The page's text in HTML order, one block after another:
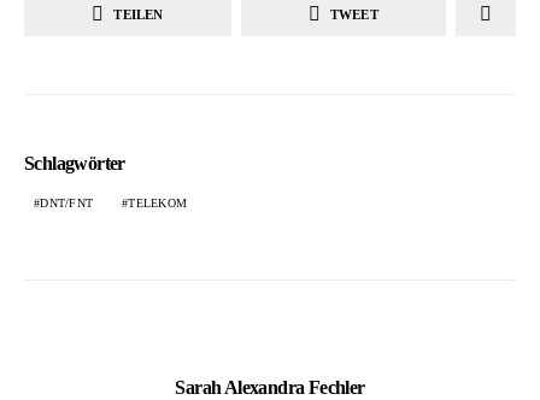
TEILEN TWEET
Schlagwörter
DNT/FNT TELEKOM
Sarah Alexandra Fechler